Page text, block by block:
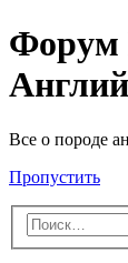
Форум
Все о породе
Пропустить